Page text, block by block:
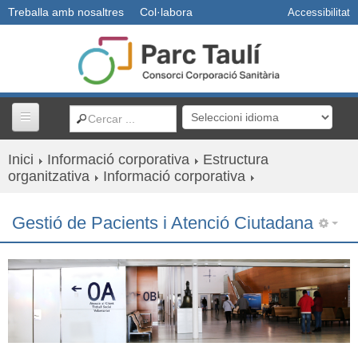
Accessibilitat
Col·labora
Treballa amb nosaltres
Centres i serveis
Docència
Inici Informació corporativa
Estructura
organitzativa
Informació corporativa
Gestió de Pacients i Atenció Ciutadana